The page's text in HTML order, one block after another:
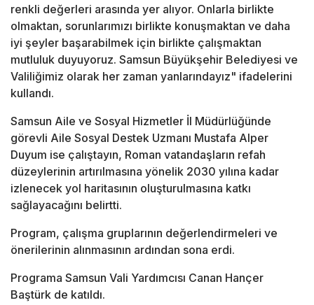
renkli değerleri arasında yer alıyor. Onlarla birlikte
olmaktan, sorunlarımızı birlikte konuşmaktan ve daha
iyi şeyler başarabilmek için birlikte çalışmaktan
mutluluk duyuyoruz. Samsun Büyükşehir Belediyesi ve
Valiliğimiz olarak her zaman yanlarındayız" ifadelerini
kullandı.
Samsun Aile ve Sosyal Hizmetler İl Müdürlüğünde
görevli Aile Sosyal Destek Uzmanı Mustafa Alper
Duyum ise çalıştayın, Roman vatandaşların refah
düzeylerinin artırılmasına yönelik 2030 yılına kadar
izlenecek yol haritasının oluşturulmasına katkı
sağlayacağını belirtti.
Program, çalışma gruplarının değerlendirmeleri ve
önerilerinin alınmasının ardından sona erdi.
Programa Samsun Vali Yardımcısı Canan Hançer
Baştürk de katıldı.